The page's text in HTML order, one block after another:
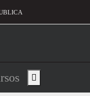
d'usuari
de
Show main menu